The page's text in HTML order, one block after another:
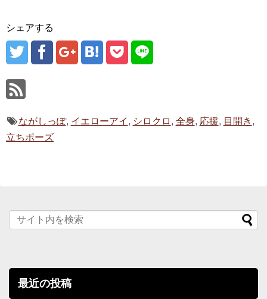
シェアする
ながしっぽ, イエローアイ , シロクロ , 全身, 応援, 目開き ,
立ちポーズ
最近の投稿